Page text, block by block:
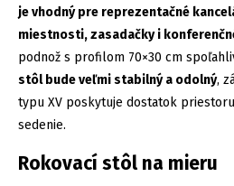
je vhodný pre reprezentačné
miestnosti, zasadačky i
podnož s profilom 70×30 cm
stôl bude veľmi stabilný a odolný,
typu XV poskytuje dostatok
sedenie.
Rokovací stôl na mieru